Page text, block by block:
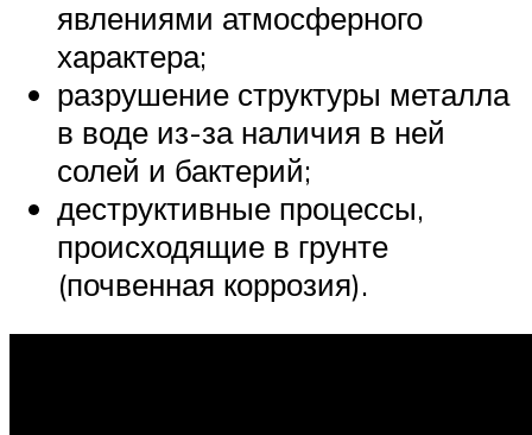
явлениями атмосферного
характера;
разрушение структуры металла
в воде из-за наличия в ней
солей и бактерий;
деструктивные процессы,
происходящие в грунте
(почвенная коррозия).